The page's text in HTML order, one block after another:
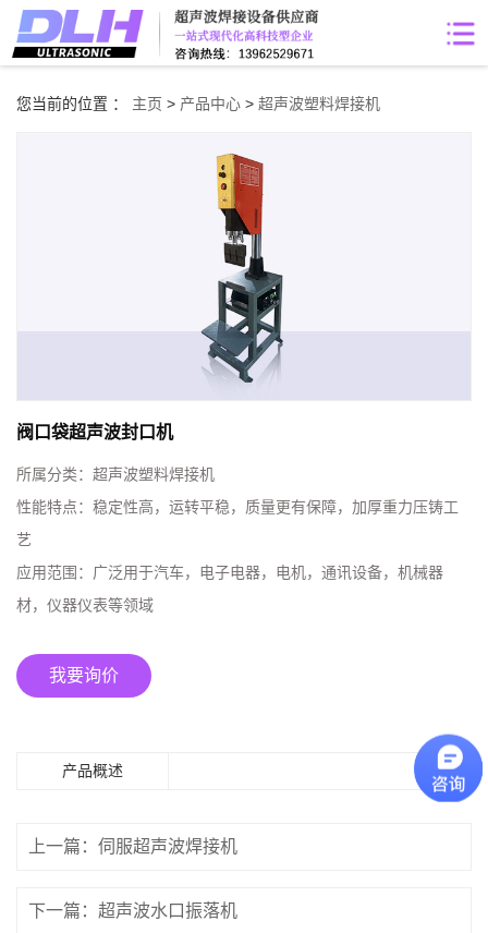
您当前的位置 ： 主页 > 产品中心 > 超声波塑料焊接机
阀口袋超声波封口机
所属分类： 超声波塑料焊接机
性能特点： 稳定性高，运转平稳，质量更有保障，加厚重力压铸工
艺
应用范围： 广泛用于汽车，电子电器，电机，通讯设备，机械器
材，仪器仪表等领域
我要询价
产品概述
上一篇：伺服超声波焊接机
下一篇：超声波水口振落机